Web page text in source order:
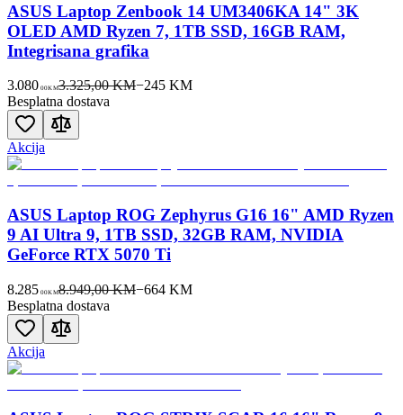
ASUS Laptop Zenbook 14 UM3406KA 14" 3K
OLED AMD Ryzen 7, 1TB SSD, 16GB RAM,
Integrisana grafika
3.080 00KM3.325,00 KM−245KM
Besplatna dostava
Akcija
ASUS Laptop ROG Zephyrus G16 16" AMD Ryzen
9 AI Ultra 9, 1TB SSD, 32GB RAM, NVIDIA
GeForce RTX 5070 Ti
8.285 00KM8.949,00 KM−664KM
Besplatna dostava
Akcija